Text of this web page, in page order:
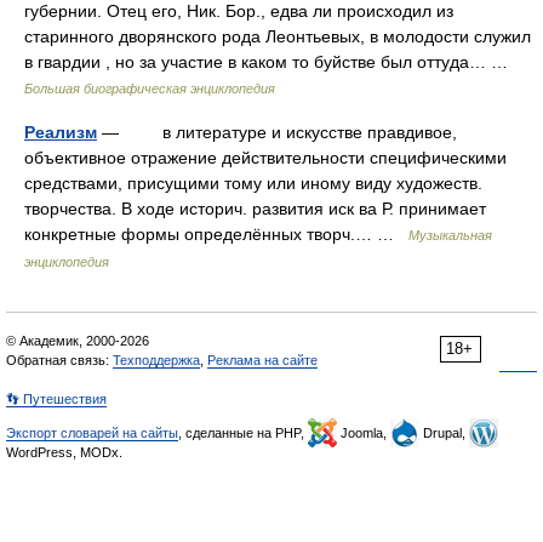
губернии. Отец его, Ник. Бор., едва ли происходил из
старинного дворянского рода Леонтьевых, в молодости служил
в гвардии , но за участие в каком то буйстве был оттуда… …
Большая биографическая энциклопедия
Реализм — в литературе и искусстве правдивое,
объективное отражение действительности специфическими
средствами, присущими тому или иному виду художеств.
творчества. В ходе историч. развития иск ва Р. принимает
конкретные формы определённых творч.… …
Музыкальная
энциклопедия
18+
© Академик, 2000-2026
Обратная связь: Техподдержка Реклама на сайте
👣 Путешествия
Экспорт словарей на сайты , сделанные на PHP, Joomla,
Drupal,
WordPress, MODx.